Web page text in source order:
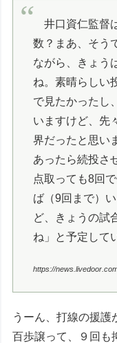
井口資仁監督
数？まあ、そう
ながら、きょう
ね。素晴らしい
で見たかったし
いますけど、先
界だったと思い
あったら続投さ
点取っても8回
ば（9回まで）
ど、きょうの試
ね」と予定して
https://
うーん、打線の援護
百歩譲って、９回も